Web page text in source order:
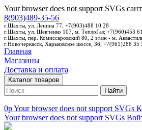
Your browser does not support SVGs
8(903)489-35-56
г.Шахты, ул. Ленина 77; +7(903)488 10 28
г.Шахты, ул. Шевченко 107, м. ТеплоГаз; +7(960)453
г.Шахты, пер. Комиссаровский 80, 2 этаж - м.
г.Новочеркасск, Харьковское шоссе, 36; +7(961)288 35
Главная
Магазины
Доставка и оплата
Каталог товаров
Найти
0pYour browser does not support SVGs
Your browser does not support SVGs